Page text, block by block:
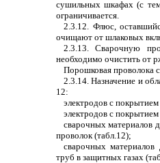
сушильных шкафах (с
ограничивается.
2.3.12. Флюс,
очищают от шлаковых
2.3.13. Сварочную
необходимо очистить от
Порошковая проволока
2.3.14. Назначение и
12:
электродов с
электродов с
сварочных материалов
проволок (табл.12);
сварочных материалов
труб в защитных газах